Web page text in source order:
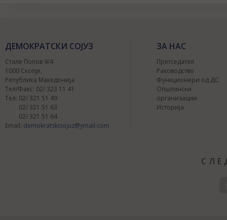
ДЕМОКРАТСКИ СОЈУЗ
Стале Попов 9/4
1000 Скопје,
Република Македонија
Тел/Факс: 02/ 323 11 41
Тел: 02/ 321 51 49
02/ 321 51 63
02/ 321 51 64
Email: demokratskisojuz@ymail.com
ЗА НАС
Претседател
Раководство
Функционери од ДС
Општински
организации
Историја